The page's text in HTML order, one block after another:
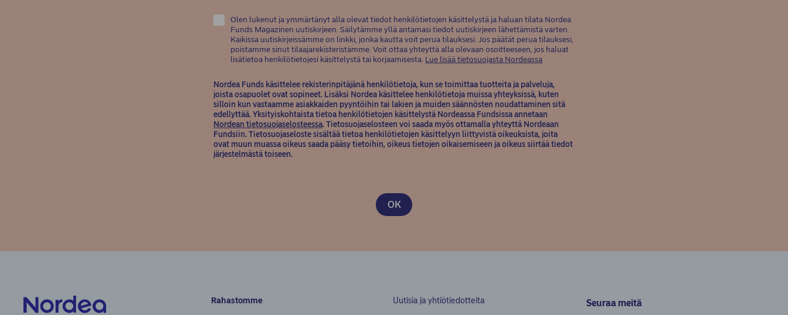
Olen lukenut ja ymmärtänyt alla olevat tiedot henkilötietojen käsittelystä ja haluan tilata Nordea
Funds Magazinen uutiskirjeen. Säilytämme yllä antamasi tiedot uutiskirjeen lähettämistä varten.
Kaikissa uutiskirjeissämme on linkki, jonka kautta voit perua tilauksesi. Jos päätät perua tilauksesi,
poistamme sinut tilaajarekisteristämme. Voit ottaa yhteyttä alla olevaan osoitteeseen, jos haluat
lisätietoa henkilötietojesi käsittelystä tai korjaamisesta. Lue lisää tietosuojasta Nordeassa
Nordea Funds käsittelee rekisterinpitäjänä henkilötietoja, kun se toimittaa tuotteita ja palveluja,
joista osapuolet ovat sopineet. Lisäksi Nordea käsittelee henkilötietoja muissa yhteyksissä, kuten
silloin kun vastaamme asiakkaiden pyyntöihin tai lakien ja muiden säännösten noudattaminen sitä
edellyttää. Yksityiskohtaista tietoa henkilötietojen käsittelystä Nordeassa Fundsissa annetaan
Nordean tietosuojaselosteessa(opens in new window)
. Tietosuojaselosteen voi saada myös ottamalla yhteyttä Nordeaan
Fundsiin. Tietosuojaseloste sisältää tietoa henkilötietojen käsittelyyn liittyvistä oikeuksista, joita
ovat muun muassa oikeus saada pääsy tietoihin, oikeus tietojen oikaisemiseen ja oikeus siirtää tiedot
järjestelmästä toiseen.
Rahastomme Uutisia ja yhtiötiedotteita Seuraa meitä